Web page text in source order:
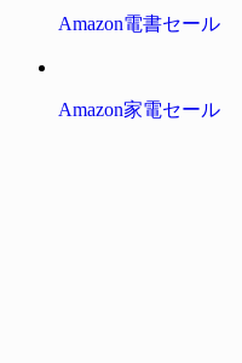
Amazon電書セール
Amazon家電セール